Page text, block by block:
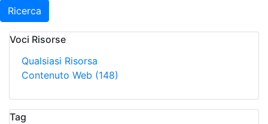
Ricerca
Voci Risorse
Qualsiasi Risorsa
Contenuto Web (148)
Tag